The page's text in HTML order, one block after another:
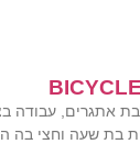
אתגרים, עבודה
בת שעה וחצי